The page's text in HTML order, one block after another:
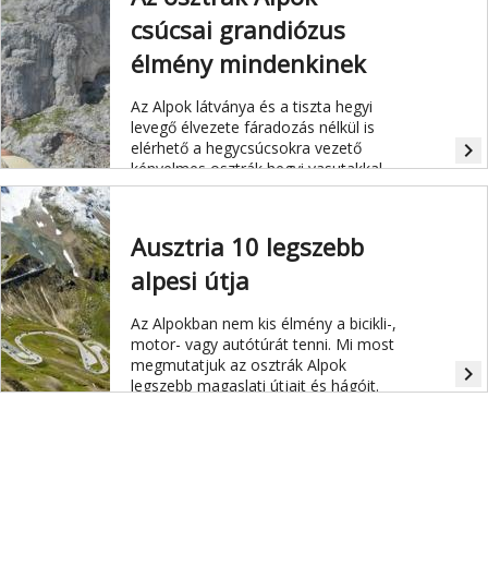
csúcsai grandiózus
élmény mindenkinek
Az Alpok látványa és a tiszta hegyi
levegő élvezete fáradozás nélkül is
elérhető a hegycsúcsokra vezető
kényelmes osztrák hegyi vasutakkal.
navigate_next
Ausztria 10 legszebb
alpesi útja
Az Alpokban nem kis élmény a bicikli-,
motor- vagy autótúrát tenni. Mi most
megmutatjuk az osztrák Alpok
legszebb magaslati útjait és hágóit.
navigate_next